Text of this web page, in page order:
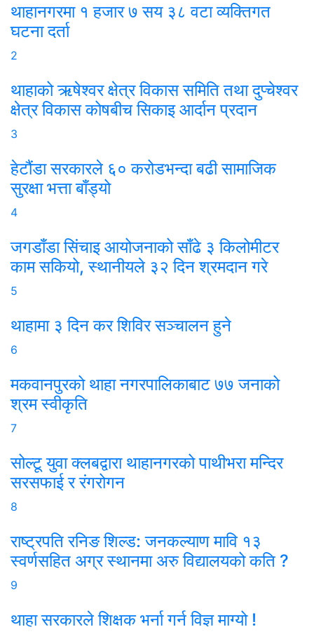
थाहानगरमा १ हजार ७ सय ३८ वटा व्यक्तिगत
घटना दर्ता
2
थाहाको ऋषेश्वर क्षेत्र विकास समिति तथा दुप्चेश्वर
क्षेत्र विकास कोषबीच सिकाइ आर्दान प्रदान
3
हेटौंडा सरकारले ६० करोडभन्दा बढी सामाजिक
सुरक्षा भत्ता बाँड्यो
4
जगडाँडा सिंचाइ आयोजनाको साँढे ३ किलोमीटर
काम सकियो, स्थानीयले ३२ दिन श्रमदान गरे
5
थाहामा ३ दिन कर शिविर सञ्चालन हुने
6
मकवानपुरको थाहा नगरपालिकाबाट ७७ जनाको
श्रम स्वीकृति
7
सोल्टू युवा क्लबद्वारा थाहानगरको पाथीभरा मन्दिर
सरसफाई र रंगरोगन
8
राष्ट्रपति रनिङ शिल्ड: जनकल्याण मावि १३
स्वर्णसहित अग्र स्थानमा अरु विद्यालयको कति ?
9
थाहा सरकारले शिक्षक भर्ना गर्न विज्ञ माग्यो !